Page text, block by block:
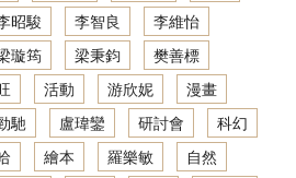
昭駿 李智良
李維怡
璇筠 梁秉鈞
樊善標
活動 游欣妮
漫畫
馳 盧瑋鑾 研討會
科幻
繪本 羅樂敏
自然